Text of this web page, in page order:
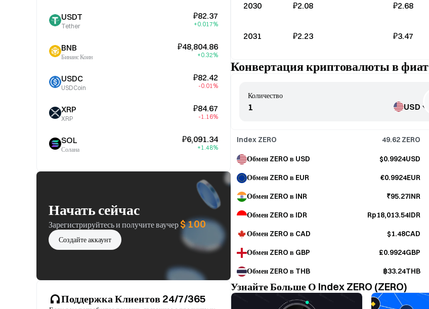
USDT
Tether
₽82.37
+0.017%
BNB
Бинанс Коин
₽48,804.86
+0.32%
USDC
USDCoin
₽82.42
-0.01%
XRP
XRP
₽84.67
-1.16%
SOL
Солана
₽6,091.34
+1.48%
Начать сейчас
Зарегистрируйтесь и получите ваучер$ 100
Создайте аккаунт
Поддержка Клиентов 24/7/365
2030 ₽2.08 ₽2.68
2031 ₽2.23 ₽3.47
Конвертация криптовалюты в фиат
Количество
USD
Index ZERO 49.62 ZERO
Обмен ZERO в USD $0.9924USD
Обмен ZERO в EUR €0.9924EUR
Обмен ZERO в INR ₹95.27INR
Обмен ZERO в IDR Rp18,013.54IDR
Обмен ZERO в CAD $1.48CAD
Обмен ZERO в GBP £0.9924GBP
Обмен ZERO в THB ฿33.24THB
Узнайте Больше О Index ZERO (ZERO)